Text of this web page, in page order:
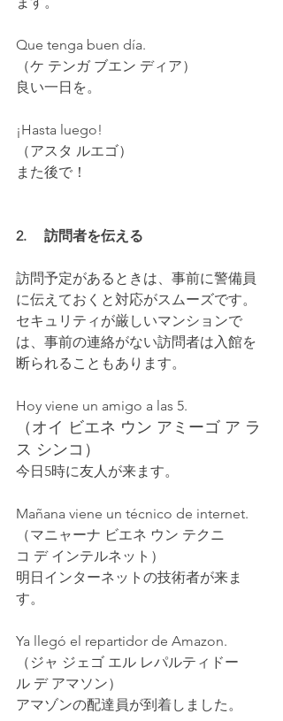
Que tenga buen día.
（ケ テンガ ブエン ディア）
良い一日を。
¡Hasta luego!
（アスタ ルエゴ）
また後で！
2.     訪問者を伝える
訪問予定があるときは、事前に警備員
に伝えておくと対応がスムーズです。
セキュリティが厳しいマンションで
は、事前の連絡がない訪問者は入館を
断られることもあります。
Hoy viene un amigo a las 5.
（オイ ビエネ ウン アミーゴ ア ラ
ス シンコ）
今日5時に友人が来ます。
Mañana viene un técnico de internet.
（マニャーナ ビエネ ウン テクニ
コ デ インテルネット）
明日インターネットの技術者が来ま
す。
Ya llegó el repartidor de Amazon.
（ジャ ジェゴ エル レパルティドー
ル デ アマソン）
アマゾンの配達員が到着しました。